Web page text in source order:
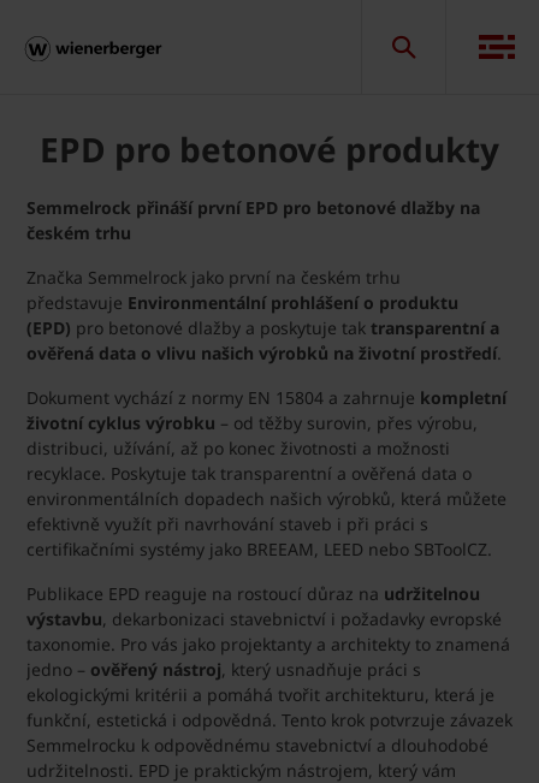
EPD pro betonové produkty
Semmelrock přináší první EPD pro betonové dlažby na
českém trhu
Značka Semmelrock jako první na českém trhu
představuje Environmentální prohlášení o produktu
(EPD) pro betonové dlažby a poskytuje tak transparentní a
ověřená data o vlivu našich výrobků na životní prostředí.
Dokument vychází z normy EN 15804 a zahrnuje kompletní
životní cyklus výrobku – od těžby surovin, přes výrobu,
distribuci, užívání, až po konec životnosti a možnosti
recyklace. Poskytuje tak transparentní a ověřená data o
environmentálních dopadech našich výrobků, která můžete
efektivně využít při navrhování staveb i při práci s
certifikačními systémy jako BREEAM, LEED nebo SBToolCZ.
Publikace EPD reaguje na rostoucí důraz na udržitelnou
výstavbu, dekarbonizaci stavebnictví i požadavky evropské
taxonomie. Pro vás jako projektanty a architekty to znamená
jedno – ověřený nástroj, který usnadňuje práci s
ekologickými kritérii a pomáhá tvořit architekturu, která je
funkční, estetická i odpovědná. Tento krok potvrzuje závazek
Semmelrocku k odpovědnému stavebnictví a dlouhodobé
udržitelnosti. EPD je praktickým nástrojem, který vám